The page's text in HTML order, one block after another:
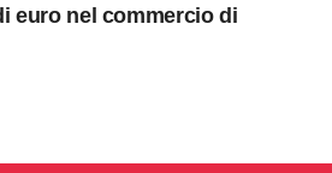
euro nel commercio di